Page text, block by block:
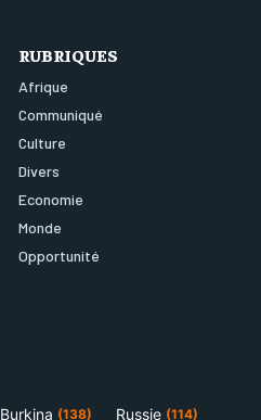
RUBRIQUES
Afrique
Communiqué
Culture
Divers
Economie
Monde
Opportunité
Burkina (138) Russie (114)